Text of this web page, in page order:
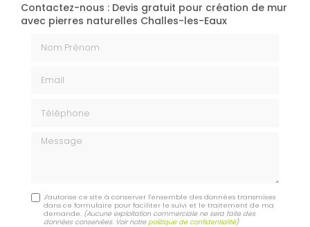
Contactez-nous : Devis gratuit pour création de mur
avec pierres naturelles Challes-les-Eaux
Message
J'autorise ce site à conserver l'ensemble des données transmises
dans ce formulaire pour faciliter le suivi et le traitement de ma
demande. (Aucune exploitation commerciale ne sera faite des
données conservées. Voir notrepolitique de confidentialité)